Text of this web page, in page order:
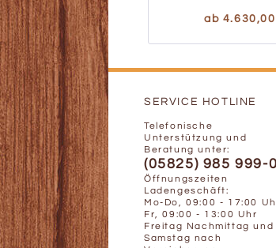
ab
SERVICE HOTLINE
Telefonische
Unterstützung und
Beratung unter:
(05825) 985 999-0
Öffnungszeiten
Ladengeschäft:
Mo-Do, 09:00 - 17:00
Fr, 09:00 - 13:00 Uhr
Freitag Nachmittag und
Samstag nach